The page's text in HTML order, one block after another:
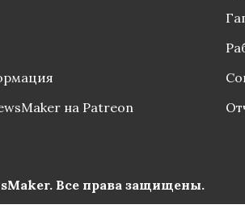
на Patreon
Все права защищены.